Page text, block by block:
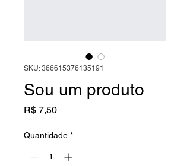
SKU: 366615376135191
Sou um produto
R$ 7,50Preço
Quantidade *